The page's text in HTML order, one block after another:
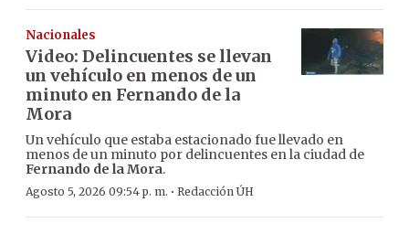
Nacionales
Video: Delincuentes se llevan
un vehículo en menos de un
minuto en Fernando de la
Mora
Un vehículo que estaba estacionado fue llevado en
menos de un minuto por delincuentes en la ciudad de
Fernando de la Mora.
Agosto 5, 2026 09:54 p. m. · Redacción ÚH